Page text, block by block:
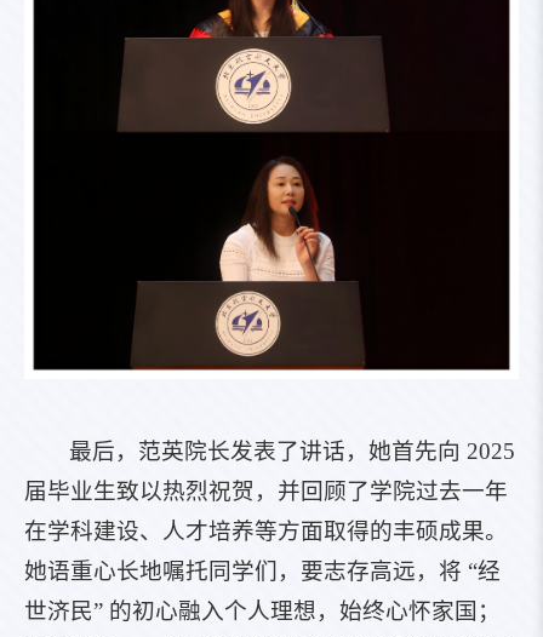
最后，范英院长发表了讲话，她首先向 2025
届毕业生致以热烈祝贺，并回顾了学院过去一年
在学科建设、人才培养等方面取得的丰硕成果。
她语重心长地嘱托同学们，要志存高远，将 “经
世济民” 的初心融入个人理想，始终心怀家国；